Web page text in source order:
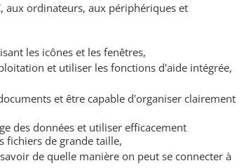
aux ordinateurs, aux périphériques et
les icônes et les fenêtres,
et utiliser les fonctions d'aide intégrée,
et être capable d'organiser clairement
des données et utiliser efficacement
fichiers de grande taille,
de quelle manière on peut se connecter à